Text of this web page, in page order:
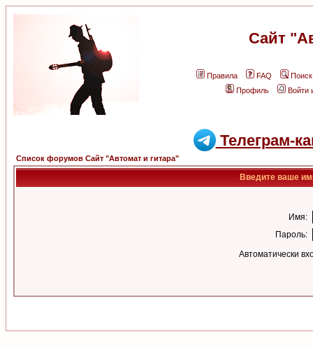
Сайт
Правила FAQ
Поиск
Профиль
Войти
Телеграм-
Список форумов Сайт "Автомат и гитара"
Введите ваше
Имя:
Пароль:
Автоматически